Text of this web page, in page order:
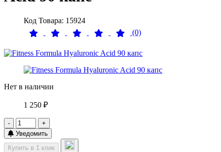
Код Товара: 15924
(0)
Нет в наличии
1 250 ₽
-
+
Уведомить
Купить в 1 клик